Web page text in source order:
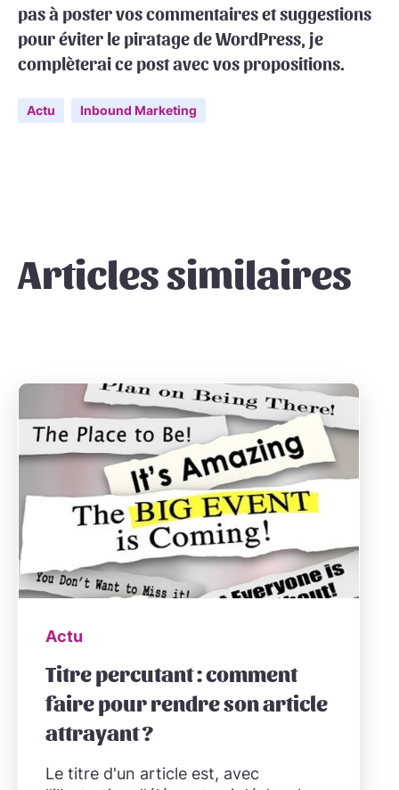
pas à poster vos commentaires et suggestions
pour éviter le piratage de WordPress, je
complèterai ce post avec vos propositions.
Actu Inbound Marketing
Articles similaires
Actu
Titre percutant : comment
faire pour rendre son article
attrayant ?
Le titre d'un article est, avec